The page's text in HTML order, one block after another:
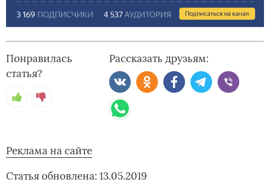
Понравилась
статья?
Рассказать друзьям:
Реклама на сайте
Статья обновлена: 13.05.2019